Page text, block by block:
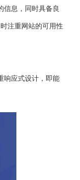
信息，同时具备良
注重网站的可用性
响应式设计，即能